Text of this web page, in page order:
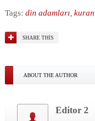
Tags: din adamları, kuran
SHARE THIS
ABOUT THE AUTHOR
Editor 2